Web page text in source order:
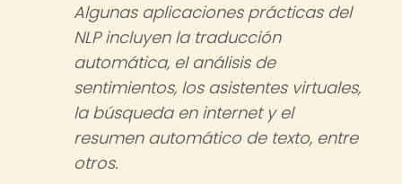
Algunas aplicaciones prácticas del
NLP incluyen la traducción
automática, el análisis de
sentimientos, los asistentes virtuales,
la búsqueda en internet y el
resumen automático de texto, entre
otros.